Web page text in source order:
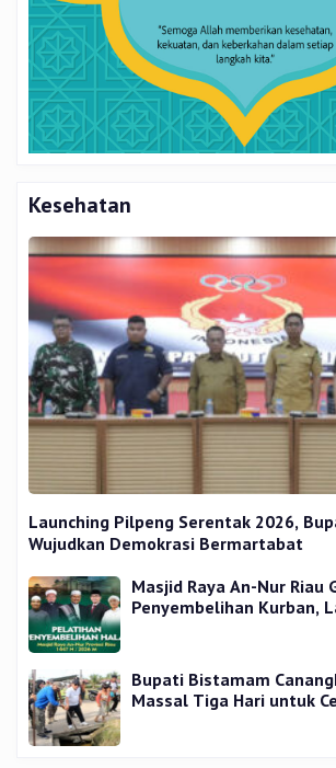
Kesehatan
Launching Pilpeng Serentak 2026,
Wujudkan Demokrasi Bermartabat
Masjid Raya An-Nur Riau
Penyembelihan Kurban,
Bupati Bistamam
Massal Tiga Hari untuk